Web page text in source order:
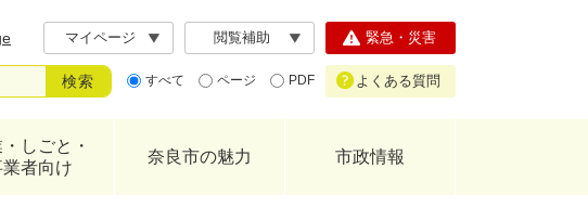
マイページ 閲覧補助
すべて ページ PDF
緊急・災害
よくある質問
しごと・
業者向け
奈良市の魅力 市政情報